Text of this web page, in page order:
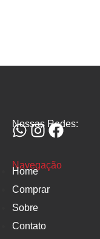
Nossas Redes:
Navegação
Home
Comprar
Sobre
Contato